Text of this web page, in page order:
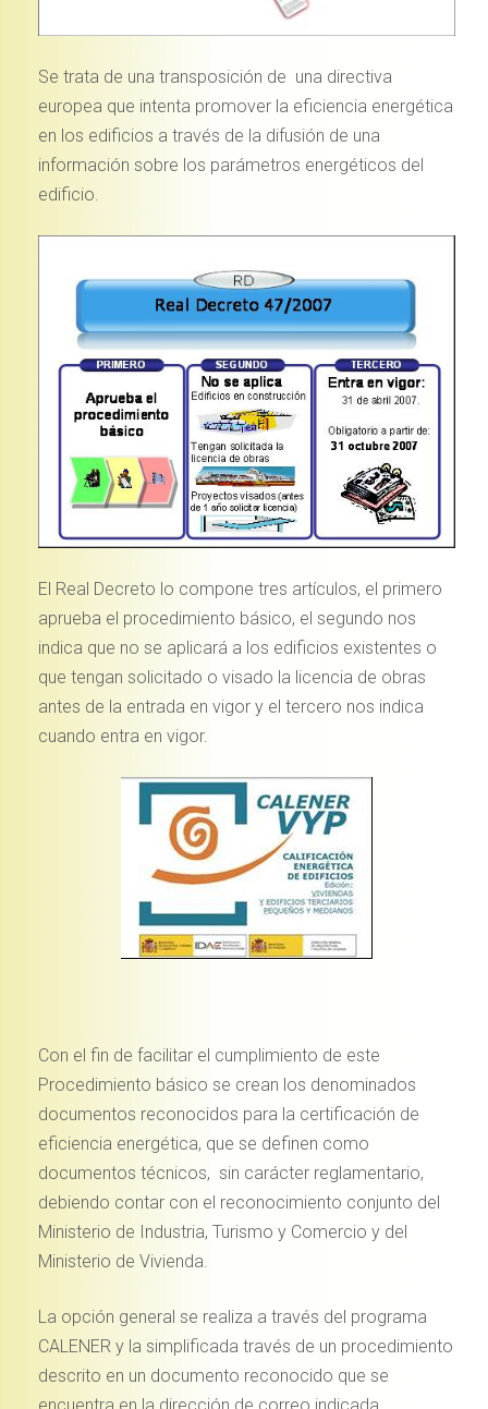
Se trata de una transposición de una directiva
europea que intenta promover la eficiencia energética
en los edificios a través de la difusión de una
información sobre los parámetros energéticos del
edificio.
El Real Decreto lo compone tres artículos, el primero
aprueba el procedimiento básico, el segundo nos
indica que no se aplicará a los edificios existentes o
que tengan solicitado o visado la licencia de obras
antes de la entrada en vigor y el tercero nos indica
cuando entra en vigor.
Con el fin de facilitar el cumplimiento de este
Procedimiento básico se crean los denominados
documentos reconocidos para la certificación de
eficiencia energética, que se definen como
documentos técnicos, sin carácter reglamentario,
debiendo contar con el reconocimiento conjunto del
Ministerio de Industria, Turismo y Comercio y del
Ministerio de Vivienda.
La opción general se realiza a través del programa
CALENER y la simplificada través de un procedimiento
descrito en un documento reconocido que se